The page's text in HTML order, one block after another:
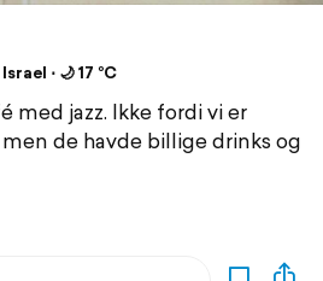
⋅ 🌙 17 °C
med jazz. Ikke fordi vi er
de havde billige drinks og